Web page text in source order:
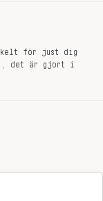
för just dig
det är gjort i